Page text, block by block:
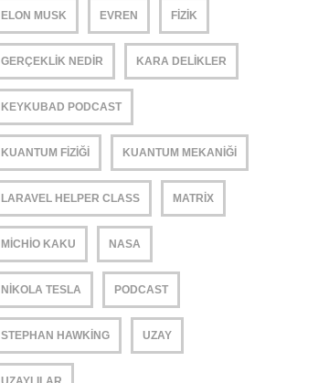
ELON MUSK EVREN FIZIK
GERÇEKLIK NEDIR KARA DELIKLER
KEYKUBAD PODCAST
KUANTUM FIZIĞI KUANTUM MEKANIĞI
LARAVEL HELPER CLASS MATRIX
MICHIO KAKU NASA
NIKOLA TESLA PODCAST
STEPHAN HAWKING UZAY